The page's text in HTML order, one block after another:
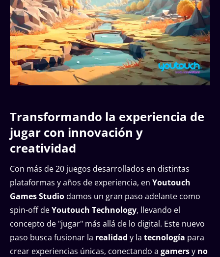
Transformando la experiencia de
jugar con innovación y
creatividad
Con más de 20 juegos desarrollados en distintas
plataformas y años de experiencia, en Youtouch
Games Studiodamos un gran paso adelante como
spin-off deYoutouch Technology, llevando el
concepto de "jugar" más allá de lo digital. Este nuevo
paso busca fusionar la realidad y la tecnología para
crear experiencias únicas, conectando a gamersy no